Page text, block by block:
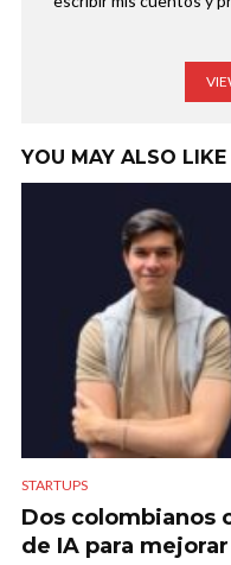
YOU MAY ALSO LIKE
STARTUPS
Dos colombianos
de IA para